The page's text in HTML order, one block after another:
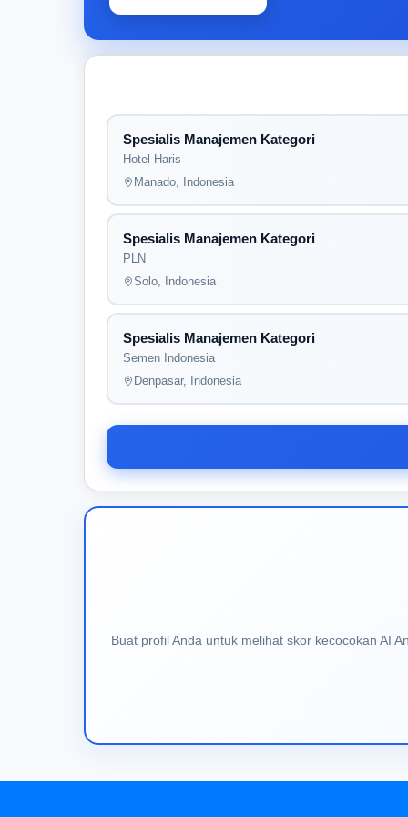
Spesialis Manajemen Kategori
Hotel Haris
Manado, Indonesia
Spesialis Manajemen Kategori
PLN
Solo, Indonesia
Spesialis Manajemen Kategori
Semen Indonesia
Denpasar, Indonesia
Buat profil Anda untuk melihat skor kecocokan AI